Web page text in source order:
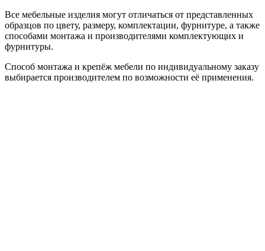
Все мебельные изделия могут отличаться от представленных
образцов по цвету, размеру, комплектации, фурнитуре, а также
способами монтажа и производителями комплектующих и
фурнитуры.
Способ монтажа и крепёж мебели по индивидуальному заказу
выбирается производителем по возможности её применения.